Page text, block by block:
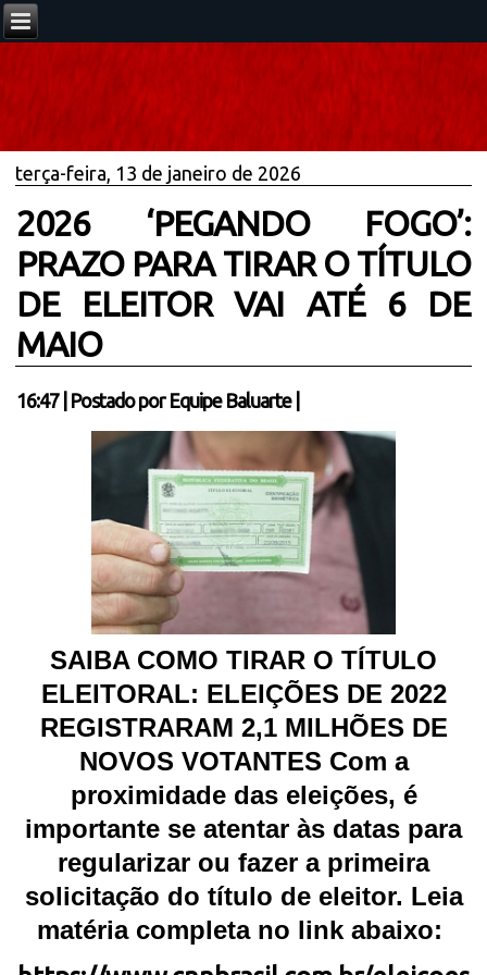
terça-feira, 13 de janeiro de 2026
2026 ‘PEGANDO FOGO’:
PRAZO PARA TIRAR O TÍTULO
DE ELEITOR VAI ATÉ 6 DE
MAIO
16:47| Postado por Equipe Baluarte
SAIBA COMO TIRAR O TÍTULO
ELEITORAL: ELEIÇÕES DE 2022
REGISTRARAM 2,1 MILHÕES DE
NOVOS VOTANTES Com a
proximidade das eleições, é
importante se atentar às datas para
regularizar ou fazer a primeira
solicitação do título de eleitor. Leia
matéria completa no link abaixo: